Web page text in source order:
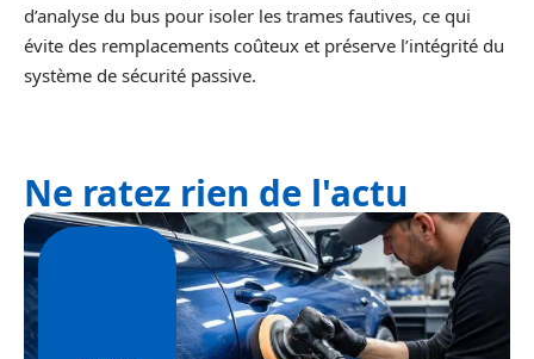
d’analyse du bus pour isoler les trames fautives, ce qui
évite des remplacements coûteux et préserve l’intégrité du
système de sécurité passive.
Ne ratez rien de l'actu